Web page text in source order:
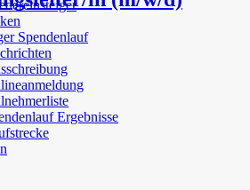
Spendenlauf
Ergebnisse